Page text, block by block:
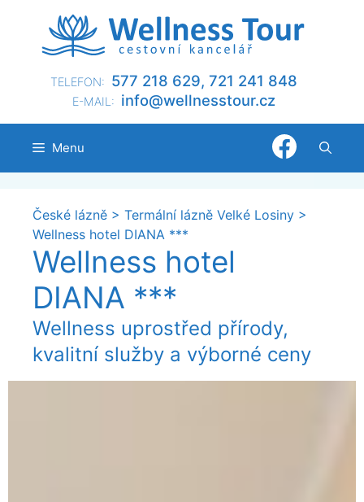
TELEFON: 577 218 629, 721 241 848
E-MAIL: zc.ru
otsse
nllew
@ofni
Menu
České lázně > Termální lázně Velké Losiny >
Wellness hotel DIANA ***
Wellness hotel
DIANA ***
Wellness uprostřed přírody,
kvalitní služby a výborné ceny